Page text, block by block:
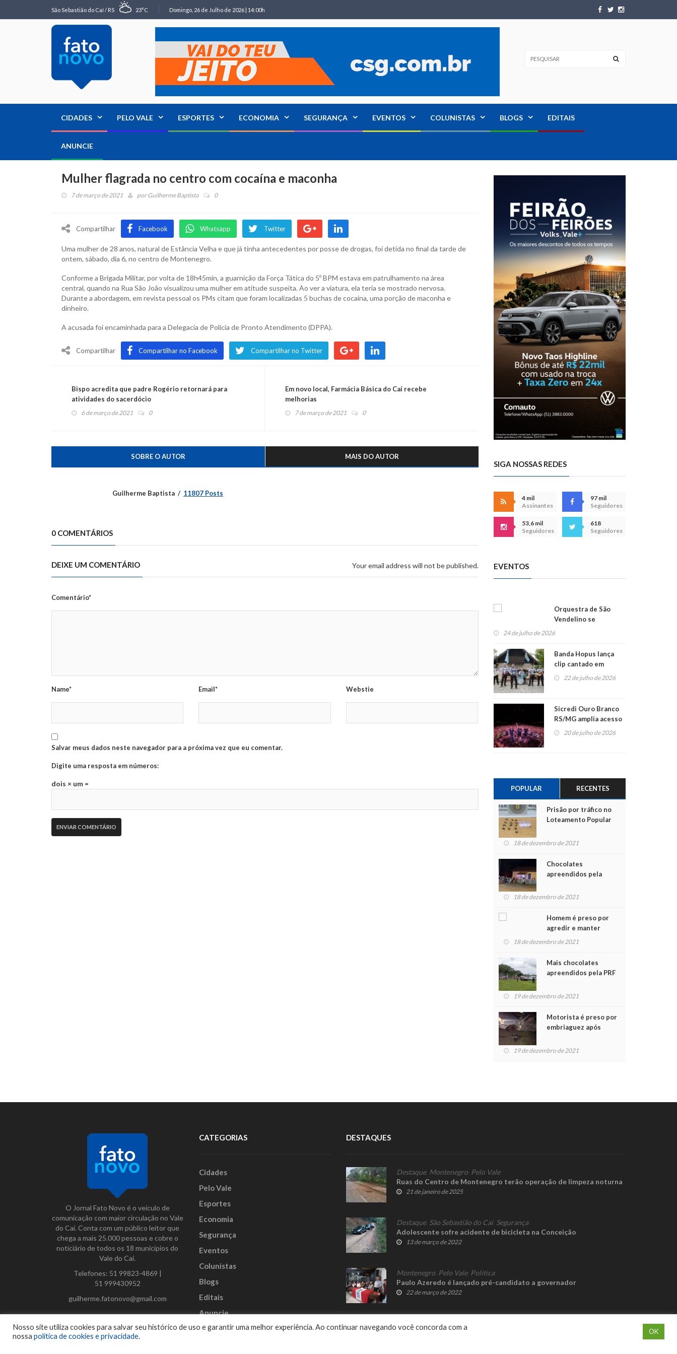
São Sebastião do Caí / RS 23°C Domingo, 26 de Julho de 2026 | 14:00h
CIDADES PELO VALE ESPORTES ECONOMIA SEGURANÇA EVENTOS COLUNISTAS BLOGS EDITAIS
ANUNCIE
Mulher flagrada no centro com cocaína e maconha
7 de março de 2021 porGuilherme Baptista 0
Compartilhar Facebook Whatsapp Twitter
Uma mulher de 28 anos, natural de Estância Velha e que já tinha antecedentes por posse de drogas, foi detida no final da tarde de
ontem, sábado, dia 6, no centro de Montenegro.
Conforme a Brigada Militar, por volta de 18h45min, a guarnição da Força Tática do 5º BPM estava em patrulhamento na área
central, quando na Rua São João visualizou uma mulher em atitude suspeita. Ao ver a viatura, ela teria se mostrado nervosa.
Durante a abordagem, em revista pessoal os PMs citam que foram localizadas 5 buchas de cocaína, uma porção de maconha e
dinheiro.
A acusada foi encaminhada para a Delegacia de Polícia de Pronto Atendimento (DPPA).
Compartilhar Compartilhar no Facebook Compartilhar no Twitter
Bispo acredita que padre Rogério retornará para
atividades do sacerdócio
6 de março de 2021 0
Em novo local, Farmácia Básica do Caí recebe
melhorias
7 de março de 2021 0
SOBRE O AUTOR MAIS DO AUTOR
Guilherme Baptista 11807 Posts
0 COMENTÁRIOS
DEIXE UM COMENTÁRIO Your email address will not be published.
Comentário*
Name* Email* Webstie
Salvar meus dados neste navegador para a próxima vez que eu comentar.
Digite uma resposta em números:
dois × um =
SIGA NOSSAS REDES
4 mil
Assinantes
97 mil
Seguidores
53,6 mil
Seguidores
618
Seguidores
EVENTOS
Orquestra de São
Vendelino se
apresenta na
24 de julho de 2026
Banda Hopus lança
clip cantado em
alemão e inglês
22 de julho de 2026
Sicredi Ouro Branco
RS/MG amplia acesso
ao show dos 45 anos
para mais associados
20 de julho de 2026
POPULAR RECENTES
Prisão por tráfico no
Loteamento Popular
18 de dezembro de 2021
Chocolates
apreendidos pela
para crianças na
18 de dezembro de 2021
Homem é preso por
agredir e manter
mulher em cárcere
18 de dezembro de 2021
Mais chocolates
apreendidos pela PRF
crianças no Natal
19 de dezembro de 2021
Motorista é preso por
embriaguez após
feridos
19 de dezembro de 2021
O Jornal Fato Novo é o veículo de
comunicação com maior circulação no Vale
do Caí. Conta com um público leitor que
chega a mais 25.000 pessoas e cobre o
noticiário de todos os 18 municípios do
Vale do Caí.
Telefones: 51 99823-4869 |
51 999430952
guilherme.fatonovo@gmail.com
Facebook
Instagram
Twitter
CATEGORIAS
Cidades
Pelo Vale
Esportes
Economia
Segurança
Eventos
Colunistas
Blogs
Editais
Anuncie
DESTAQUES
Destaque, Montenegro Pelo Vale
Ruas do Centro de Montenegro terão operação de limpeza noturna
21 de janeiro de 2025
Destaque, São Sebastião do Caí, Segurança
Adolescente sofre acidente de bicicleta na Conceição
13 de março de 2022
Montenegro Pelo Vale, Política
Paulo Azeredo é lançado pré-candidato a governador
22 de março de 2022
Nosso site utiliza cookies para salvar seu histórico de uso e garantir uma melhor experiência. Ao continuar navegando você concorda com a
nossa política de cookies e privacidade.
OK